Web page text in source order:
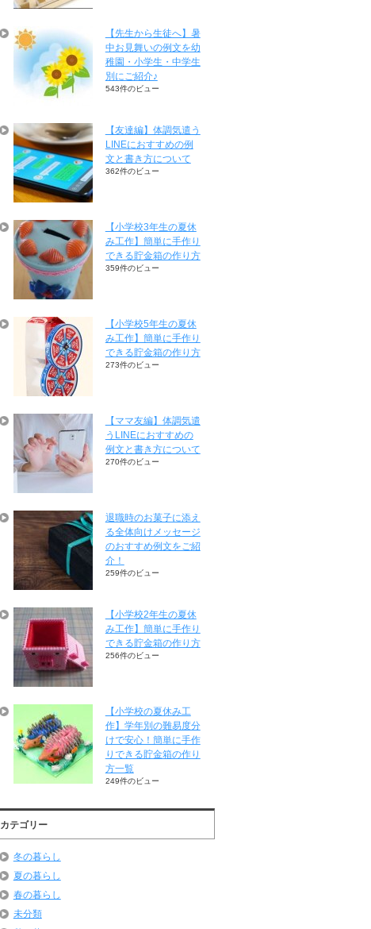
【先生から生徒へ】暑
中お見舞いの例文を幼
稚園・小学生・中学生
別にご紹介♪
543件のビュー
【友達編】体調気遣う
LINEにおすすめの例
文と書き方について
362件のビュー
【小学校3年生の夏休
み工作】簡単に手作り
できる貯金箱の作り方
359件のビュー
【小学校5年生の夏休
み工作】簡単に手作り
できる貯金箱の作り方
273件のビュー
【ママ友編】体調気遣
うLINEにおすすめの
例文と書き方について
270件のビュー
退職時のお菓子に添え
る全体向けメッセージ
のおすすめ例文をご紹
介！
259件のビュー
【小学校2年生の夏休
み工作】簡単に手作り
できる貯金箱の作り方
256件のビュー
【小学校の夏休み工
作】学年別の難易度分
けで安心！簡単に手作
りできる貯金箱の作り
方一覧
249件のビュー
カテゴリー
冬の暮らし
夏の暮らし
春の暮らし
未分類